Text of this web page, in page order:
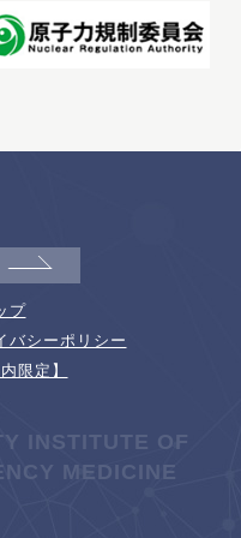
プ
バシーポリシー
限定】
INSTITUTE OF
MEDICINE